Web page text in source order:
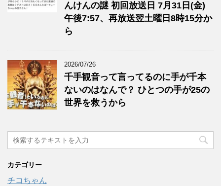
んけんの謎 初回放送日 7月31日(金)
午後7:57、再放送翌土曜日8時15分か
ら
2026/07/26
千手観音って言ってるのに手が千本
ないのはなんで？ ひとつの手が25の
世界を救うから
カテゴリー
チコちゃん